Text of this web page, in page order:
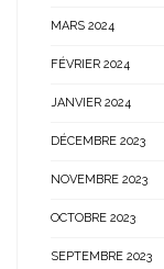
MARS 2024
FÉVRIER 2024
JANVIER 2024
DÉCEMBRE 2023
NOVEMBRE 2023
OCTOBRE 2023
SEPTEMBRE 2023